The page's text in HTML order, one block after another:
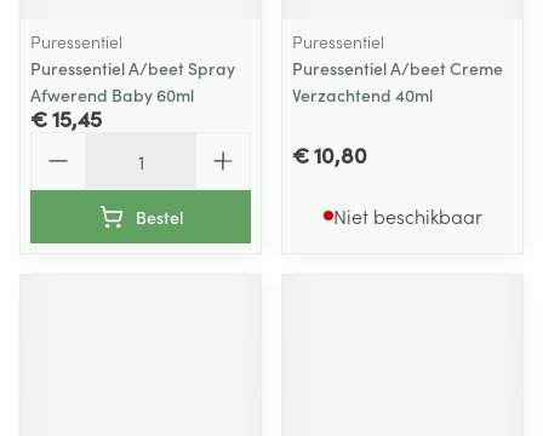
Puressentiel
Puressentiel A/beet Spray
Afwerend Baby 60ml
€ 15,45
Bestel
Puressentiel
Puressentiel A/beet Creme
Verzachtend 40ml
€ 10,80
Niet beschikbaar